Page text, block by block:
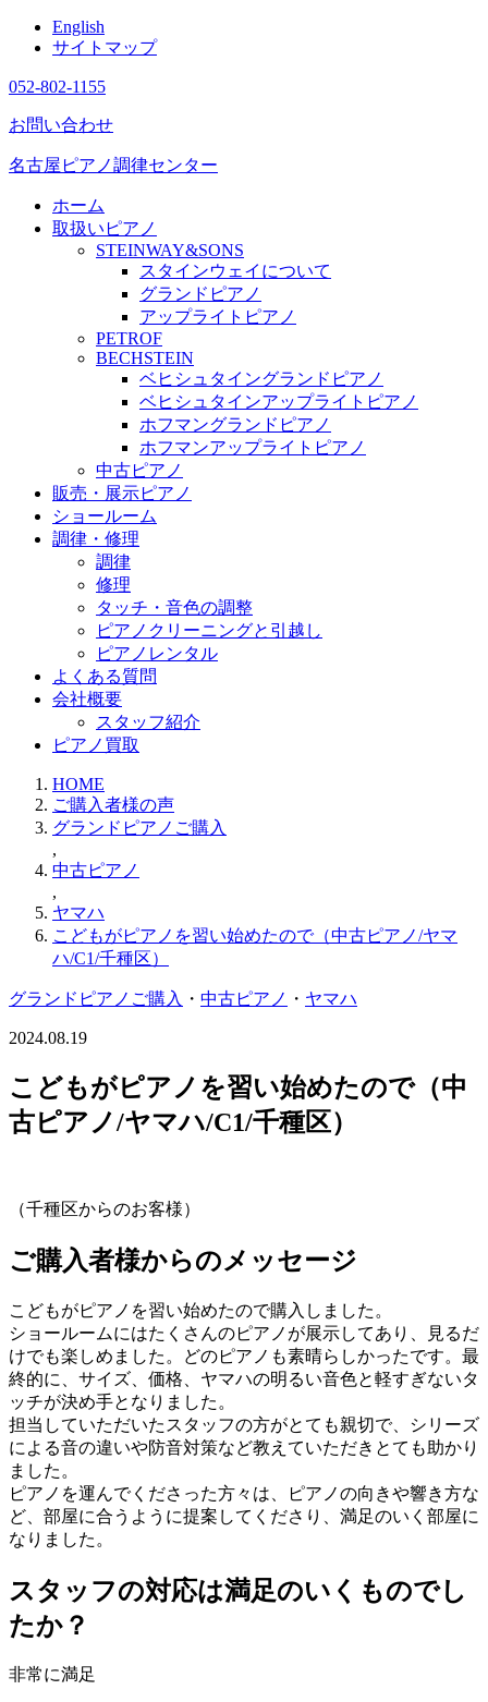
English
サイトマップ
052-802-1155
お問い合わせ
名古屋ピアノ調律センター
ホーム
取扱いピアノ
STEINWAY&SONS
スタインウェイについて
グランドピアノ
アップライトピアノ
PETROF
BECHSTEIN
ベヒシュタイングランドピアノ
ベヒシュタインアップライトピアノ
ホフマングランドピアノ
ホフマンアップライトピアノ
中古ピアノ
販売・展示ピアノ
ショールーム
調律・修理
調律
修理
タッチ・音色の調整
ピアノクリーニングと引越し
ピアノレンタル
よくある質問
会社概要
スタッフ紹介
ピアノ買取
HOME
ご購入者様の声
グランドピアノご購入
,
中古ピアノ
,
ヤマハ
こどもがピアノを習い始めたので（中古ピアノ/ヤマ
ハ/C1/千種区）
グランドピアノご購入 ・ 中古ピアノ ・ ヤマハ
2024.08.19
こどもがピアノを習い始めたので（中
古ピアノ/ヤマハ/C1/千種区）
（千種区からのお客様）
ご購入者様からのメッセージ
こどもがピアノを習い始めたので購入しました。
ショールームにはたくさんのピアノが展示してあり、見るだ
けでも楽しめました。どのピアノも素晴らしかったです。最
終的に、サイズ、価格、ヤマハの明るい音色と軽すぎないタ
ッチが決め手となりました。
担当していただいたスタッフの方がとても親切で、シリーズ
による音の違いや防音対策など教えていただきとても助かり
ました。
ピアノを運んでくださった方々は、ピアノの向きや響き方な
ど、部屋に合うように提案してくださり、満足のいく部屋に
なりました。
スタッフの対応は満足のいくものでし
たか？
非常に満足